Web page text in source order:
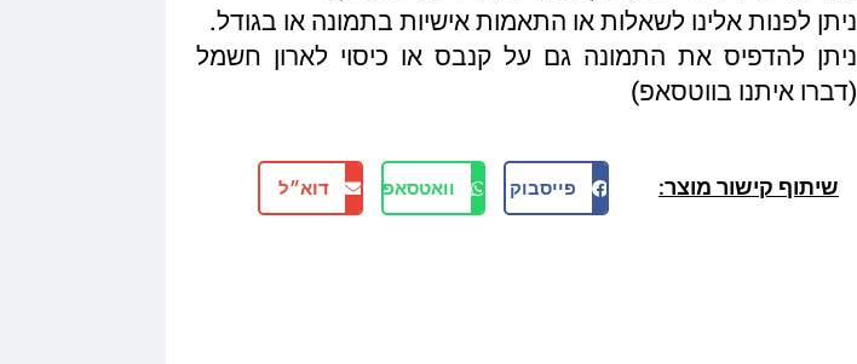
ניתן לפנות אלינו לשאלות או התאמות אישיות בתמונה או בגודל.
ניתן להדפיס את התמונה גם על קנבס או כיסוי לארון חשמל
(דברו איתנו בווטסאפ)
שיתוף קישור מוצר: פייסבוק וואטסאפ דוא״ל